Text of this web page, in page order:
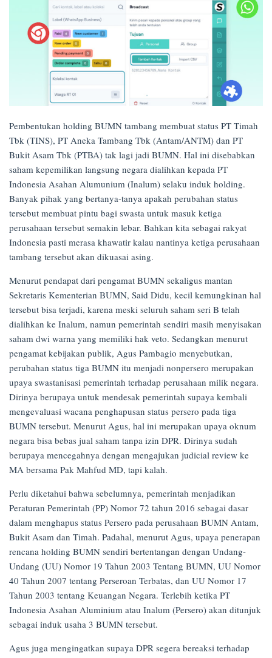
Pembentukan holding BUMN tambang membuat status PT Timah
Tbk (TINS), PT Aneka Tambang Tbk (Antam/ANTM) dan PT
Bukit Asam Tbk (PTBA) tak lagi jadi BUMN. Hal ini disebabkan
saham kepemilikan langsung negara dialihkan kepada PT
Indonesia Asahan Alumunium (Inalum) selaku induk holding.
Banyak pihak yang bertanya-tanya apakah perubahan status
tersebut membuat pintu bagi swasta untuk masuk ketiga
perusahaan tersebut semakin lebar. Bahkan kita sebagai rakyat
Indonesia pasti merasa khawatir kalau nantinya ketiga perusahaan
tambang tersebut akan dikuasai asing.
Menurut pendapat dari pengamat BUMN sekaligus mantan
Sekretaris Kementerian BUMN, Said Didu, kecil kemungkinan hal
tersebut bisa terjadi, karena meski seluruh saham seri B telah
dialihkan ke Inalum, namun pemerintah sendiri masih menyisakan
saham dwi warna yang memiliki hak veto. Sedangkan menurut
pengamat kebijakan publik, Agus Pambagio menyebutkan,
perubahan status tiga BUMN itu menjadi nonpersero merupakan
upaya swastanisasi pemerintah terhadap perusahaan milik negara.
Dirinya berupaya untuk mendesak pemerintah supaya kembali
mengevaluasi wacana penghapusan status persero pada tiga
BUMN tersebut. Menurut Agus, hal ini merupakan upaya oknum
negara bisa bebas jual saham tanpa izin DPR. Dirinya sudah
berupaya mencegahnya dengan mengajukan judicial review ke
MA bersama Pak Mahfud MD, tapi kalah.
Perlu diketahui bahwa sebelumnya, pemerintah menjadikan
Peraturan Pemerintah (PP) Nomor 72 tahun 2016 sebagai dasar
dalam menghapus status Persero pada perusahaan BUMN Antam,
Bukit Asam dan Timah. Padahal, menurut Agus, upaya penerapan
rencana holding BUMN sendiri bertentangan dengan Undang-
Undang (UU) Nomor 19 Tahun 2003 Tentang BUMN, UU Nomor
40 Tahun 2007 tentang Perseroan Terbatas, dan UU Nomor 17
Tahun 2003 tentang Keuangan Negara. Terlebih ketika PT
Indonesia Asahan Aluminium atau Inalum (Persero) akan ditunjuk
sebagai induk usaha 3 BUMN tersebut.
Agus juga mengingatkan supaya DPR segera bereaksi terhadap